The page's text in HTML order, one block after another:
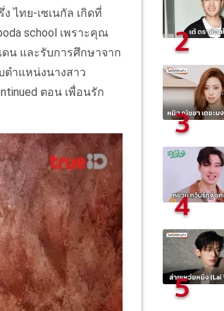
ไทย-เซเนกัล เกิดที่
school เพราะคุณ
น และรับการศึกษาจาก
ำแหน่งนางสาว
ตอน เพื่อนรัก
2
3
4
5